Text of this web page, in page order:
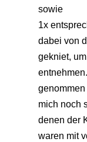
sowie
1x
dabei von
gekniet,
mich noch
denen der
waren mit